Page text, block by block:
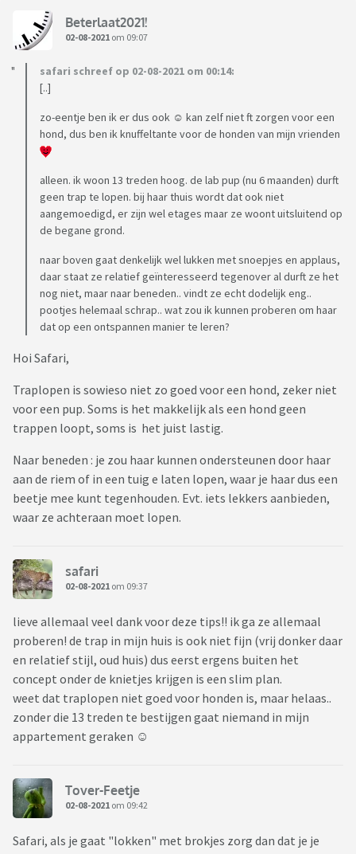
Beterlaat2021!
02-08-2021 om 09:07
safari schreef op 02-08-2021 om 00:14:
[..]
zo-eentje ben ik er dus ook ☺️ kan zelf niet ft zorgen voor een
hond, dus ben ik knuffeltante voor de honden van mijn vrienden
alleen. ik woon 13 treden hoog. de lab pup (nu 6 maanden) durft
geen trap te lopen. bij haar thuis wordt dat ook niet
aangemoedigd, er zijn wel etages maar ze woont uitsluitend op
de begane grond.
naar boven gaat denkelijk wel lukken met snoepjes en applaus,
daar staat ze relatief geïnteresseerd tegenover al durft ze het
nog niet, maar naar beneden.. vindt ze echt dodelijk eng..
pootjes helemaal schrap.. wat zou ik kunnen proberen om haar
dat op een ontspannen manier te leren?
Hoi Safari,
Traplopen is sowieso niet zo goed voor een hond, zeker niet
voor een pup. Soms is het makkelijk als een hond geen
trappen loopt, soms is het juist lastig.
Naar beneden : je zou haar kunnen ondersteunen door haar
aan de riem of in een tuig e laten lopen, waar je haar dus een
beetje mee kunt tegenhouden. Evt. iets lekkers aanbieden,
waar ze achteraan moet lopen.
safari
02-08-2021 om 09:37
lieve allemaal veel dank voor deze tips!! ik ga ze allemaal
proberen! de trap in mijn huis is ook niet fijn (vrij donker daar
en relatief stijl, oud huis) dus eerst ergens buiten het
concept onder de knietjes krijgen is een slim plan.
weet dat traplopen niet goed voor honden is, maar helaas..
zonder die 13 treden te bestijgen gaat niemand in mijn
appartement geraken ☺️
Tover-Feetje
02-08-2021 om 09:42
Safari, als je gaat "lokken" met brokjes zorg dan dat je je